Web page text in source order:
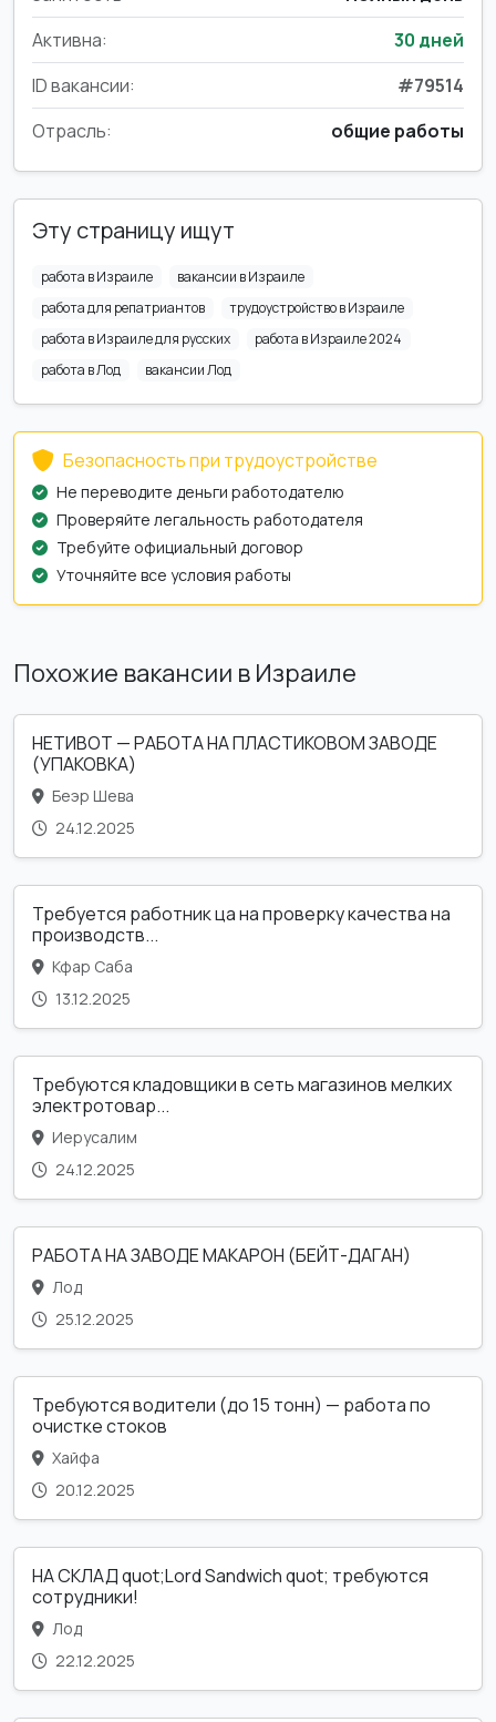
Активна:
30 дней
ID вакансии:
#79514
Отрасль:
общие работы
Эту страницу ищут
работа в Израиле
вакансии в Израиле
работа для репатриантов
трудоустройство в Израиле
работа в Израиле для русских
работа в Израиле 2024
работа в Лод
вакансии Лод
Безопасность при трудоустройстве
Не переводите деньги работодателю
Проверяйте легальность работодателя
Требуйте официальный договор
Уточняйте все условия работы
Похожие вакансии в Израиле
НЕТИВОТ — РАБОТА НА ПЛАСТИКОВОМ ЗАВОДЕ
(УПАКОВКА)
Беэр Шева
24.12.2025
Требуется работник ца на проверку качества на
производств...
Кфар Саба
13.12.2025
Требуются кладовщики в сеть магазинов мелких
электротовар...
Иерусалим
24.12.2025
РАБОТА НА ЗАВОДЕ МАКАРОН (БЕЙТ-ДАГАН)
Лод
25.12.2025
Требуются водители (до 15 тонн) — работа по
очистке стоков
Хайфа
20.12.2025
НА СКЛАД quot;Lord Sandwich quot; требуются
сотрудники!
Лод
22.12.2025